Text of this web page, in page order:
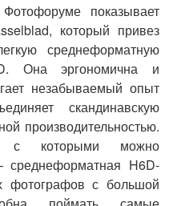
показывает
, который привез
среднеформатную
. Она эргономична и
незабываемый опыт
скандинавскую
производительностью.
с которыми можно
среднеформатная H6D-
фотографов с большой